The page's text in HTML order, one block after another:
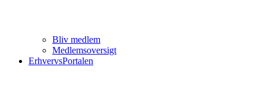
Bliv medlem
Medlemsoversigt
ErhvervsPortalen